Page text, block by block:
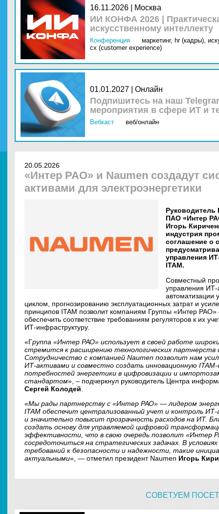
16.11.2026 | Москва
ИИ КОНФА 2026 |
искусственному интеллекту
Конференция маркетинг, hr (кадры),
cx (customer experience)
01.01.2027 | Онлайн
Подпишитесь на наш
мероприятия в сфере ИТ и
Вебкаст веб/онлайн
20.05.2026
«Интер РАО» и Naumen создадут
активами для электроэнергетики
Руководитель
ПАО «Интер
Игорь
индустрия
соглашение о
управления
ITAM.
Совместный
управления ИТ-
автоматизации
циклом, прогнозированию эксплуатационных затрат и
принципов ITAM позволит компаниям Группы «Интер РАО»
обеспечить соответствие требованиям регуляторов к их
ИТ-инфраструктуру.
«Группа «Интер РАО» использует в своей работе
стремится к расширению технологических партнерств
Сотрудничество с компанией Naumen позволит нам
ИТ-активами и совместно создать инновационную
потребностей энергетики в цифровизации и
стандартом», – подчеркнул руководитель Центра
Сергей Колодей
«Мы рады партнерству с «Интер РАО» — лидером
ITAM обеспечит централизованный учет и контроль
и значительно повысит прозрачность расходов на ИТ.
создать основу для управляемой цифровой
эффективности, что в свою очередь позволит «Интер
сосредоточиться на стратегических задачах. В
требований к безопасности и надежности, такие
актуальными», — отметил президент Naumen Игорь
СОВЕТУЕМ